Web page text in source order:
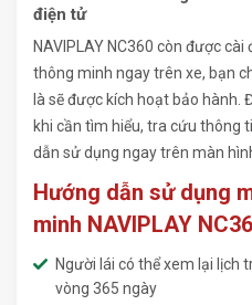
điện tử
NAVIPLAY NC360 còn được
thông minh ngay trên xe, bạn
là sẽ được kích hoạt bảo hành.
khi cần tìm hiểu, tra cứu thông
dẫn sử dụng ngay trên màn
Hướng dẫn sử dụng
minh NAVIPLAY
Người lái có thể xem lại lịch
vòng 365 ngày